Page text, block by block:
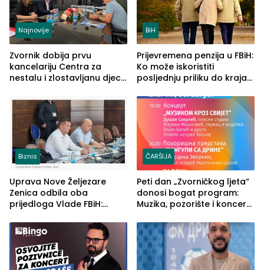
Najnovije
Zvornik dobija prvu
kancelariju Centra za
nestalu i zlostavljanu djecu
BiH
Prijevremena penzija u FBiH:
Ko može iskoristiti
posljednju priliku do kraja
Biznis
Uprava Nove Željezare
Zenica odbila oba
prijedloga Vlade FBiH:
rješenje
ČARŠIJA
Peti dan „Zvorničkog ljeta“
donosi bogat program:
Muzika, pozorište i koncert